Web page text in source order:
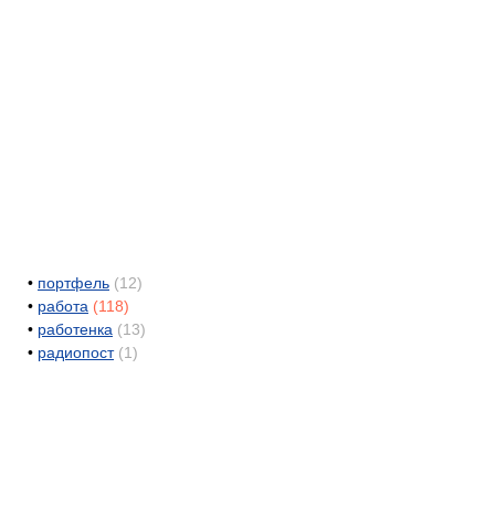
• портфель (12)
• работа (118)
• работенка (13)
• радиопост (1)